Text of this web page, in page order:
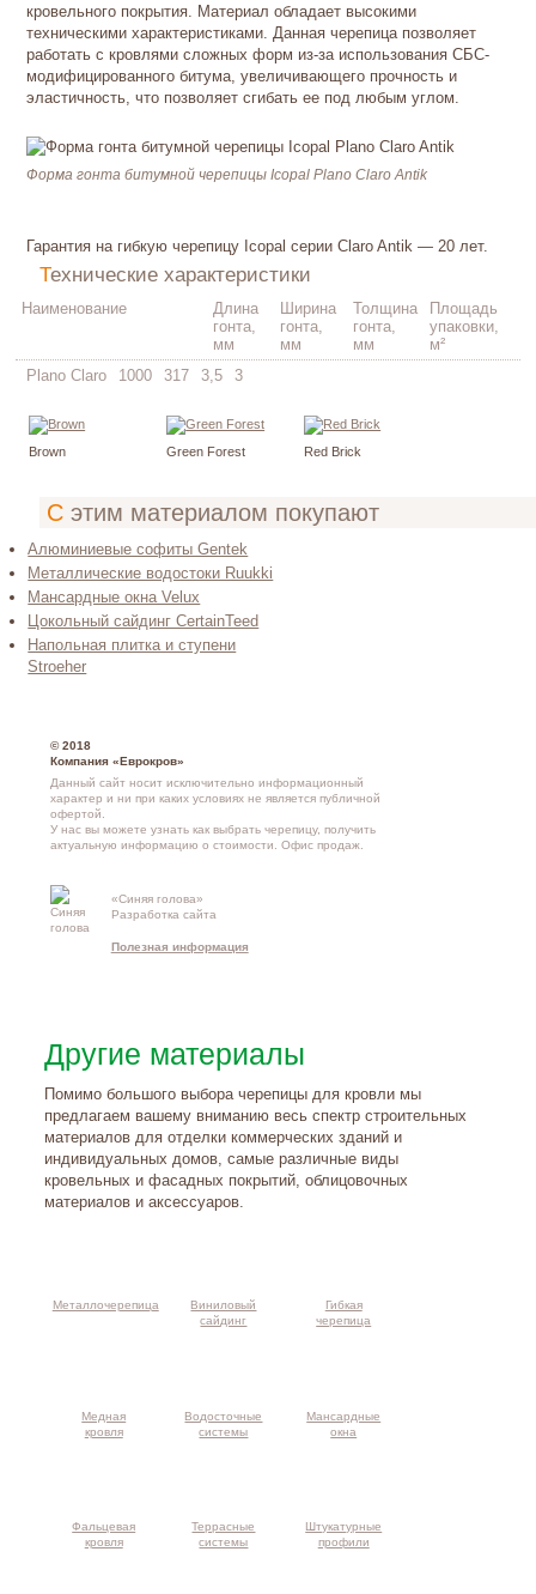
кровельного покрытия. Материал обладает высокими
техническими характеристиками. Данная черепица позволяет
работать с кровлями сложных форм из-за использования CБС-
модифицированного битума, увеличивающего прочность и
эластичность, что позволяет сгибать ее под любым углом.
Форма гонта битумной черепицы Icopal Plano Claro Antik
Гарантия на гибкую черепицу Icopal серии Claro Antik — 20 лет.
Технические характеристики
Наименование
Длина
гонта,
мм
Ширина
гонта,
мм
Толщина
гонта,
мм
Площадь
упаковки,
м²
Plano Claro
1000 317 3,5 3
Brown Green Forest Red Brick
С этим материалом покупают
Алюминиевые софиты Gentek
Металлические водостоки Ruukki
Мансардные окна Velux
Цокольный сайдинг CertainTeed
Напольная плитка и ступени
Stroeher
© 2018
Компания «Еврокров»
Данный сайт носит исключительно информационный
характер и ни при каких условиях не является публичной
офертой.
У нас вы можете узнать как выбрать черепицу, получить
актуальную информацию о стоимости.Офис продаж.
«Синяя голова»
Разработка сайта
Полезная информация
Другие материалы
Помимо большого выбора черепицы для кровли мы
предлагаем вашему вниманию весь спектр строительных
материалов для отделки коммерческих зданий и
индивидуальных домов, самые различные виды
кровельных и фасадных покрытий, облицовочных
материалов и аксессуаров.
Металлочерепица
Виниловый
сайдинг
Гибкая
черепица
Медная
кровля
Водосточные
системы
Мансардные
окна
Фальцевая
кровля
Террасные
системы
Штукатурные
профили